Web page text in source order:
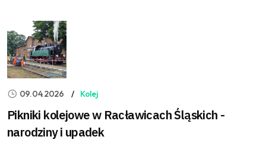
09.04.2026 Kolej
Pikniki kolejowe w Racławicach Śląskich -
narodziny i upadek